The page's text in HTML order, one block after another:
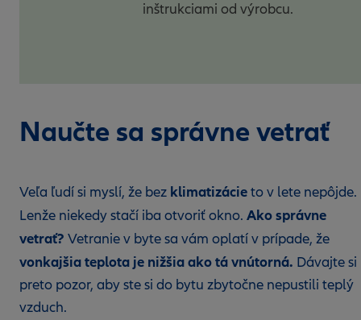
inštrukciami od výrobcu.
Naučte sa správne vetrať
Veľa ľudí si myslí, že bez klimatizácieto v lete nepôjde.
Lenže niekedy stačí iba otvoriť okno. Ako správne
vetrať? Vetranie v byte sa vám oplatí v prípade, že
vonkajšia teplota je nižšia ako tá vnútorná. Dávajte si
preto pozor, aby ste si do bytu zbytočne nepustili teplý
vzduch.